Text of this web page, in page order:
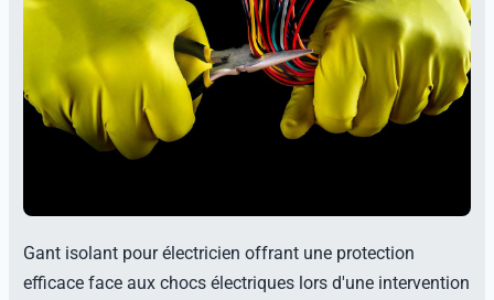
Gant isolant pour électricien offrant une protection
efficace face aux chocs électriques lors d'une intervention